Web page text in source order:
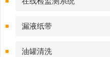
漏液纸带
油罐清洗